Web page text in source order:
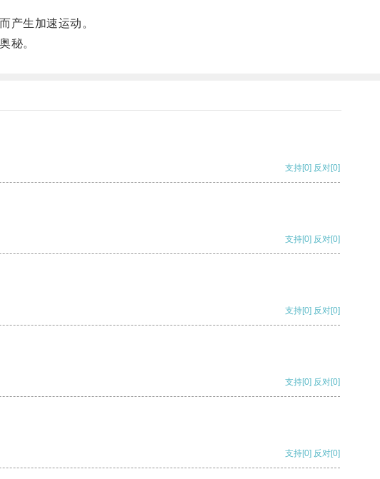
生加速运动。
秘。
支持[0] 反对[0]
支持[0] 反对[0]
支持[0] 反对[0]
支持[0] 反对[0]
支持[0] 反对[0]